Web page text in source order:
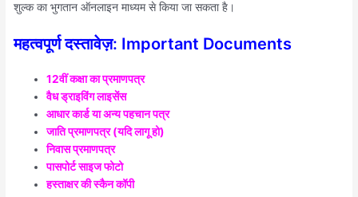
शुल्क का भुगतान ऑनलाइन माध्यम से किया जा सकता है।
महत्वपूर्ण दस्तावेज़: Important Documents
12वीं कक्षा का प्रमाणपत्र
वैध ड्राइविंग लाइसेंस
आधार कार्ड या अन्य पहचान पत्र
जाति प्रमाणपत्र (यदि लागू हो)
निवास प्रमाणपत्र
पासपोर्ट साइज फोटो
हस्ताक्षर की स्कैन कॉपी